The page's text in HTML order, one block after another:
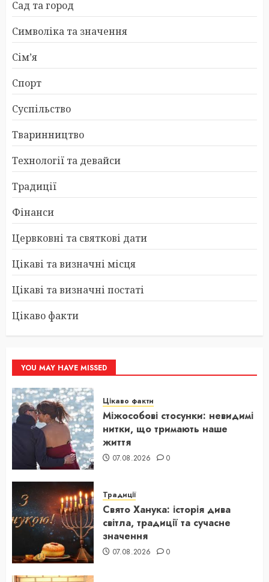
Сад та город
Символіка та значення
Сім’я
Спорт
Суспільство
Тваринництво
Технології та девайси
Традиції
Фінанси
Цервковні та святкові дати
Цікаві та визначні місця
Цікаві та визначні постаті
Цікаво факти
YOU MAY HAVE MISSED
Цікаво факти
Міжособові стосунки: невидимі
нитки, що тримають наше
життя
07.08.2026 0
Традиції
Свято Ханука: історія дива
світла, традиції та сучасне
значення
07.08.2026 0